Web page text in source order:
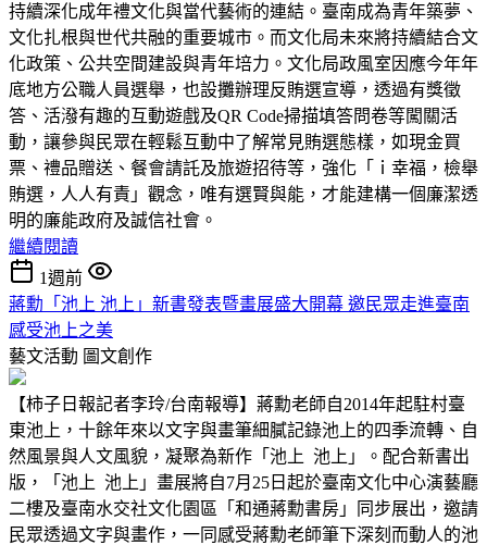
持續深化成年禮文化與當代藝術的連結。臺南成為青年築夢、
文化扎根與世代共融的重要城市。而文化局未來將持續結合文
化政策、公共空間建設與青年培力。文化局政風室因應今年年
底地方公職人員選舉，也設攤辦理反賄選宣導，透過有獎徵
答、活潑有趣的互動遊戲及QR Code掃描填答問卷等闖關活
動，讓參與民眾在輕鬆互動中了解常見賄選態樣，如現金買
票、禮品贈送、餐會請託及旅遊招待等，強化「ｉ幸福，檢舉
賄選，人人有責」觀念，唯有選賢與能，才能建構一個廉潔透
明的廉能政府及誠信社會。
繼續閱讀
1週前
蔣勳「池上 池上」新書發表暨畫展盛大開幕 邀民眾走進臺南
感受池上之美
藝文活動 圖文創作
【柿子日報記者李玲/台南報導】蔣勳老師自2014年起駐村臺
東池上，十餘年來以文字與畫筆細膩記錄池上的四季流轉、自
然風景與人文風貌，凝聚為新作「池上 池上」。配合新書出
版，「池上 池上」畫展將自7月25日起於臺南文化中心演藝廳
二樓及臺南水交社文化園區「和通蔣勳書房」同步展出，邀請
民眾透過文字與畫作，一同感受蔣勳老師筆下深刻而動人的池